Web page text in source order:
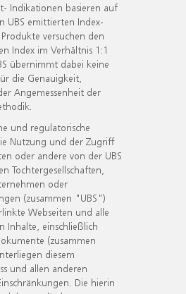
Indikationen basieren auf
UBS emittierten Index-
versuchen den
Index im Verhältnis 1:1
übernimmt dabei keine
die Genauigkeit,
Angemessenheit der
und regulatorische
Nutzung und der Zugriff
oder andere von der UBS
Tochtergesellschaften,
oder
(zusammen "UBS")
Webseiten und alle
Inhalte, einschließlich
(zusammen
diesem
und allen anderen
Die hierin